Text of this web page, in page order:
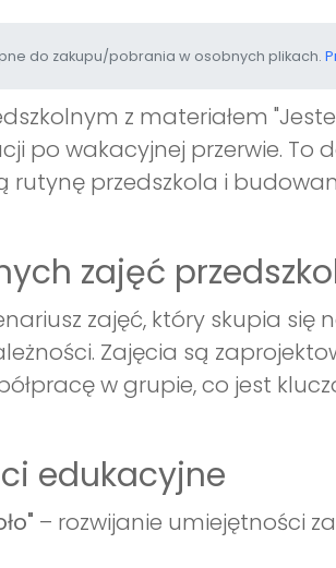
do zakupu/pobrania w osobnych plikach.
z materiałem
po wakacyjnej przerwie. To
rutynę przedszkola i
zajęć
zajęć, który skupia się
Zajęcia są
w grupie, co jest
edukacyjne
– rozwijanie umiejętności